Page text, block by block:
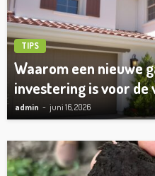
TIPS
Waarom een nieuwe
investering is voor de
admin juni 16, 2026